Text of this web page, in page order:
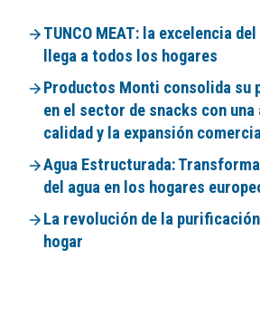
TUNCO MEAT: la excelencia
llega a todos los hogares
Productos Monti consolida su
en el sector de snacks con
calidad y la expansión
Agua Estructurada:
del agua en los hogares
La revolución de la
hogar